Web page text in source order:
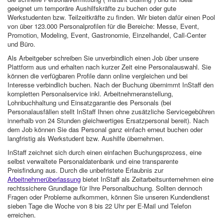
geeignet um temporäre Aushilfskräfte zu buchen oder gute
Werkstudenten bzw. Teilzeitkräfte zu finden. Wir bieten dafür einen Pool
von über 123.000 Personalprofilen für die Bereiche: Messe, Event,
Promotion, Modeling, Event, Gastronomie, Einzelhandel, Call-Center
und Büro.
Als Arbeitgeber schreiben Sie unverbindlich einen Job über unsere
Plattform aus und erhalten nach kurzer Zeit eine Personalauswahl. Sie
können die verfügbaren Profile dann online vergleichen und bei
Interesse verbindlich buchen. Nach der Buchung übernimmt InStaff den
kompletten Personalservice inkl. Arbeitnehmeranstellung,
Lohnbuchhaltung und Einsatzgarantie des Personals (bei
Personalausfällen stellt InStaff Ihnen ohne zusätzliche Servicegebühren
innerhalb von 24 Stunden gleichwertiges Ersatzpersonal bereit). Nach
dem Job können Sie das Personal ganz einfach erneut buchen oder
langfristig als Werkstudent bzw. Aushilfe übernehmen.
InStaff zeichnet sich durch einen einfachen Buchungsprozess, eine
selbst verwaltete Personaldatenbank und eine transparente
Preisfindung aus. Durch die unbefristete Erlaubnis zur
Arbeitnehmerüberlassung bietet InStaff als Zeitarbeitsunternehmen eine
rechtssichere Grundlage für Ihre Personalbuchung. Sollten dennoch
Fragen oder Probleme aufkommen, können Sie unseren Kundendienst
sieben Tage die Woche von 8 bis 22 Uhr per E-Mail und Telefon
erreichen.